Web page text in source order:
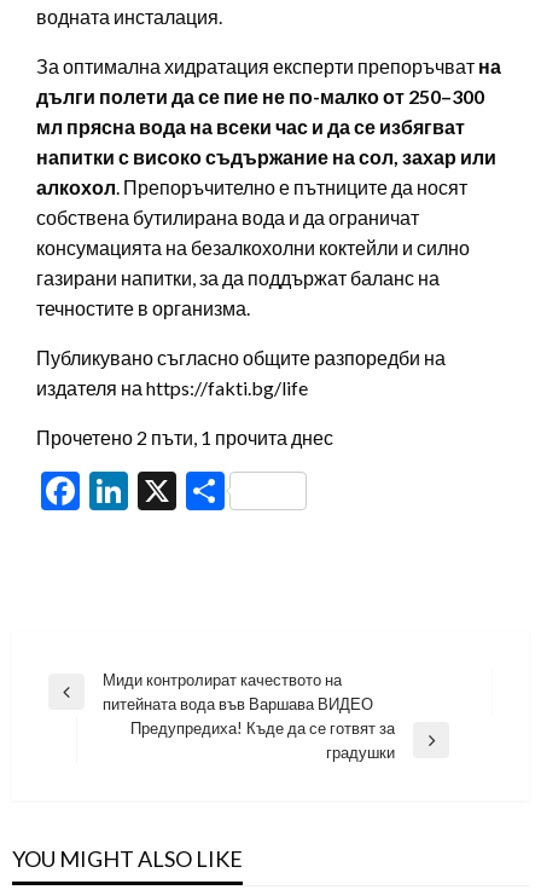
водната инсталация.
За оптимална хидратация експерти препоръчват на
дълги полети да се пие не по-малко от 250–300
мл прясна вода на всеки час и да се избягват
напитки с високо съдържание на сол, захар или
алкохол. Препоръчително е пътниците да носят
собствена бутилирана вода и да ограничат
консумацията на безалкохолни коктейли и силно
газирани напитки, за да поддържат баланс на
течностите в организма.
Публикувано съгласно общите разпоредби на
издателя на https://fakti.bg/life
Прочетено 2 пъти, 1 прочита днес
Facebook
LinkedIn
X Share
Навигация
Previous
Миди контролират качеството на
питейната вода във Варшава ВИДЕО
Предупредиха! Къде да се готвят за
градушки
YOU MIGHT ALSO LIKE